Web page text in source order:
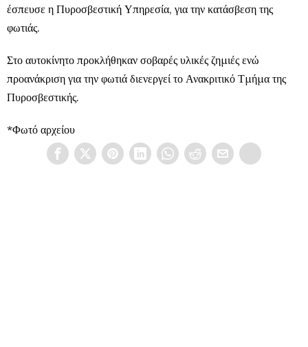
έσπευσε η Πυροσβεστική Υπηρεσία, για την κατάσβεση της
φωτιάς.
Στο αυτοκίνητο προκλήθηκαν σοβαρές υλικές ζημιές ενώ
προανάκριση για την φωτιά διενεργεί το Ανακριτικό Τμήμα της
Πυροσβεστικής.
*Φωτό αρχείου